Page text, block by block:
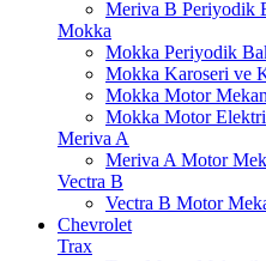
Meriva B Periyodik
Mokka
Mokka Periyodik
Mokka Karoseri ve
Mokka Motor
Mokka Motor
Meriva A
Meriva A Motor
Vectra B
Vectra B Motor
Chevrolet
Trax